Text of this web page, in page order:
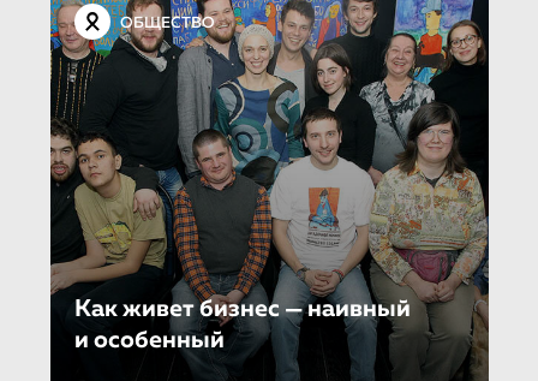
ОБЩЕСТВО
Как живет бизнес — наивный
и особенный